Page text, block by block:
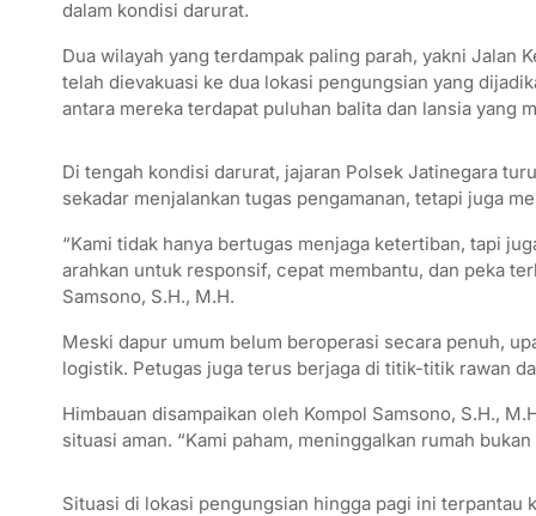
A
p
e
r
o
o
r
a
dalam kondisi darurat.
Dua wilayah yang terdampak paling parah, yakni Jalan
telah dievakuasi ke dua lokasi pengungsian yang
antara mereka terdapat puluhan balita dan lansia yang
Di tengah kondisi darurat, jajaran Polsek Jatinegara
sekadar menjalankan tugas pengamanan, tetapi juga
“Kami tidak hanya bertugas menjaga ketertiban, tapi
arahkan untuk responsif, cepat membantu, dan peka
Samsono, S.H., M.H.
Meski dapur umum belum beroperasi secara penuh,
logistik. Petugas juga terus berjaga di titik-titik rawan
Himbauan disampaikan oleh Kompol Samsono, S.H.,
situasi aman. “Kami paham, meninggalkan rumah
Situasi di lokasi pengungsian hingga pagi ini